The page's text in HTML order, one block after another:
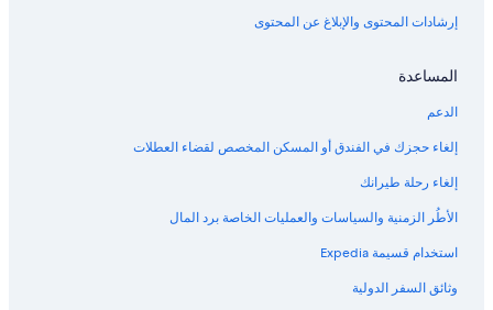
إرشادات المحتوى والإبلاغ عن المحتوى
المساعدة
الدعم
إلغاء حجزك في الفندق أو المسكن المخصص لقضاء العطلات
إلغاء رحلة طيرانك
الأطُر الزمنية والسياسات والعمليات الخاصة برد المال
استخدام قسيمة Expedia
وثائق السفر الدولية